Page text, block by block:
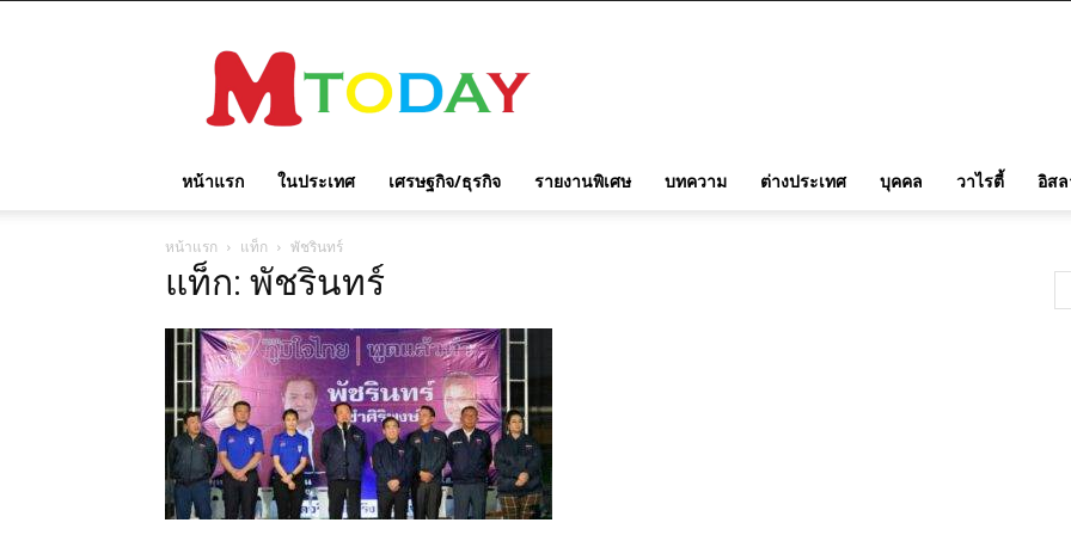
TODAY
หน้าแรก ในประเทศ เศรษฐกิจ/ธุรกิจ รายงานพิเศษ บทความ ต่างประเทศ บุคคล วาไรตี้ อิส
หน้าแรก แท็ก พัชรินทร์
แท็ก: พัชรินทร์